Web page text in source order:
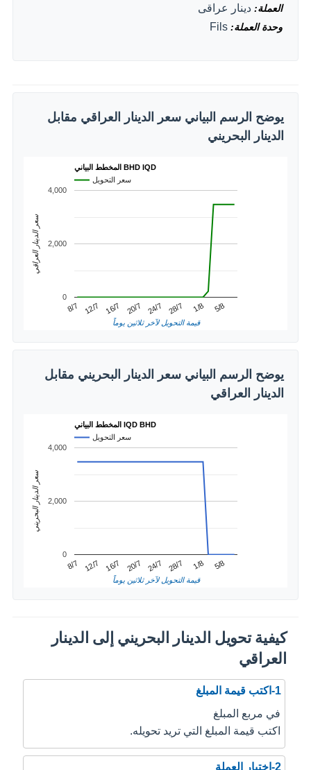
العملة دينار عراقى
وحدة العملة Fils
يوضح الرسم البياني سعر الدينار العراقي مقابل
الدينار البحريني
المخطط البياني BHD IQD
سعر التحويل
8/7 12/7 16/7 20/7 24/7 28/7 1/8 5/8
0
2,000
4,000
قيمة التحويل لآخر ثلاثين يوماً
سعر الدينار العراقي
يوضح الرسم البياني سعر الدينار البحريني مقابل
الدينار العراقي
المخطط البياني IQD BHD
سعر التحويل
8/7 12/7 16/7 20/7 24/7 28/7 1/8 5/8
0
2,000
4,000
قيمة التحويل لآخر ثلاثين يوماً
سعر الدينار البحريني
كيفية تحويل الدينار البحريني إلى الدينار
العراقي
1-اكتب قيمة المبلغ
في مربع المبلغ
اكتب قيمة المبلغ التي تريد تحويله.
2-إختيار العملة